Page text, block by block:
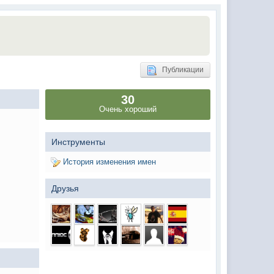
(02 мая 2025 - 16:14 )
(26 января 2024 - 09:54 )
(02 мая 2023 - 15:11 )
(27 марта 2023 - 15:33 )
(27 декабря 2022 - 02:34 )
(30 октября 2022 - 14:31 )
услуги тырнета
Публикации
30
Очень хороший
Инструменты
История изменения имен
Друзья